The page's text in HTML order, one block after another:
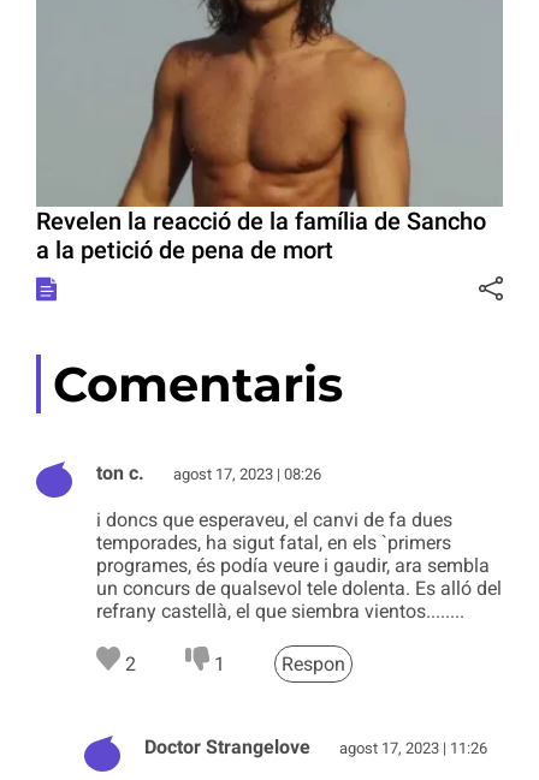
Revelen la reacció de la família de Sancho
a la petició de pena de mort
Comentaris
ton c. agost 17, 2023 | 08:26
i doncs que esperaveu, el canvi de fa dues
temporades, ha sigut fatal, en els `primers
programes, és podía veure i gaudir, ara sembla
un concurs de qualsevol tele dolenta. Es alló del
refrany castellà, el que siembra vientos........
2 1 Respon
Doctor Strangelove agost 17, 2023 | 11:26